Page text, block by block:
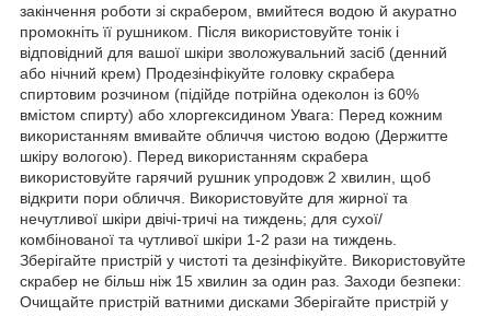
закінчення роботи зі скрабером, вмийтеся водою й акуратно
промокніть її рушником. Після використовуйте тонік і
відповідний для вашої шкіри зволожувальний засіб (денний
або нічний крем) Продезінфікуйте головку скрабера
спиртовим розчином (підійде потрійна одеколон із 60%
вмістом спирту) або хлоргексидином Увага: Перед кожним
використанням вмивайте обличчя чистою водою (Держитте
шкіру вологою). Перед використанням скрабера
використовуйте гарячий рушник упродовж 2 хвилин, щоб
відкрити пори обличчя. Використовуйте для жирної та
нечутливої шкіри двічі-тричі на тиждень; для сухої/
комбінованої та чутливої шкіри 1-2 рази на тиждень.
Зберігайте пристрій у чистоті та дезінфікуйте. Використовуйте
скрабер не більш ніж 15 хвилин за один раз. Заходи безпеки:
Очищайте пристрій ватними дисками Зберігайте пристрій у